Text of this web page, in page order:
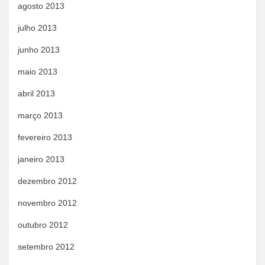
agosto 2013
julho 2013
junho 2013
maio 2013
abril 2013
março 2013
fevereiro 2013
janeiro 2013
dezembro 2012
novembro 2012
outubro 2012
setembro 2012